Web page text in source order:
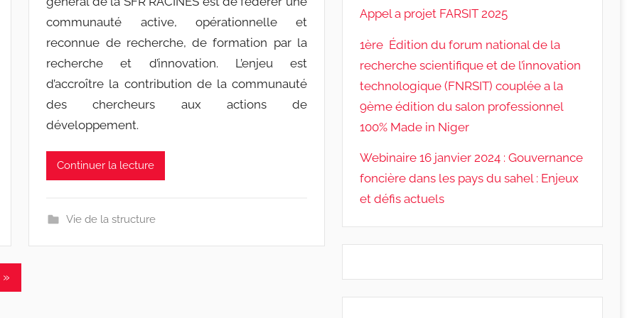
w
communauté active, opérationnelle et
reconnue de recherche, de formation par la
recherche et d’innovation. L’enjeu est
d’accroître la contribution de la communauté
des chercheurs aux actions de
développement.
Continuer la lecture
Vie de la structure
Articles
»
Appel a projet FARSIT 2025
1ère Édition du forum national de la
recherche scientifique et de l’innovation
technologique (FNRSIT) couplée a la
9ème édition du salon professionnel
100% Made in Niger
Webinaire 16 janvier 2024 : Gouvernance
foncière dans les pays du sahel : Enjeux
et défis actuels